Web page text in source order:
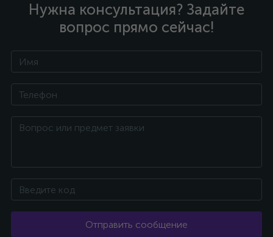
Нужна консультация? Задайте
вопрос прямо сейчас!
Отправить сообщение